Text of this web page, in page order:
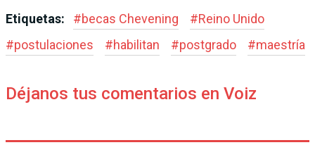
Etiquetas: #becas Chevening #Reino Unido
#postulaciones #habilitan #postgrado #maestría
Déjanos tus comentarios en Voiz